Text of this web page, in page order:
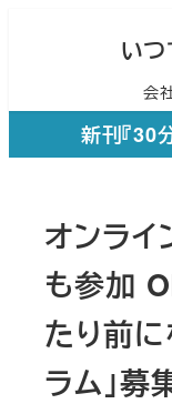
ン
いつ
会
新刊『30
オンラ
も参加
たり前に
ラム」募